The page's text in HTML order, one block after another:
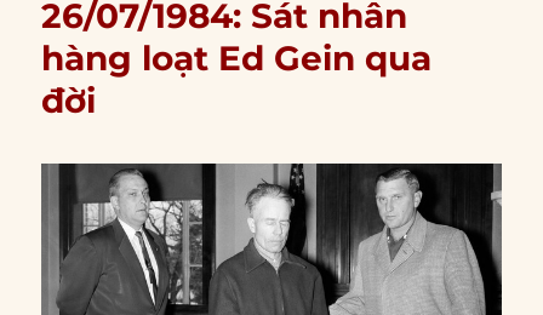
26/07/1984: Sát nhân
hàng loạt Ed Gein qua
đời